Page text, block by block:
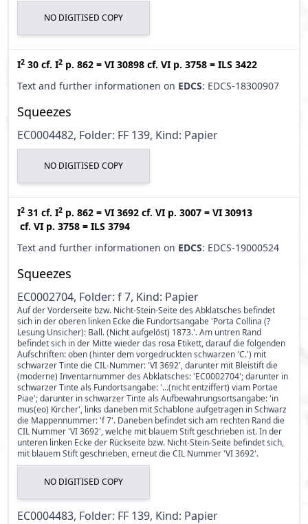
NO DIGITISED COPY
I2 30 cf. I2 p. 862 = VI 30898 cf. VI p. 3758 = ILS 3422
Text and further informationen on EDCS: EDCS-18300907
Squeezes
EC0004482, Folder: FF 139, Kind: Papier
NO DIGITISED COPY
I2 31 cf. I2 p. 862 = VI 3692 cf. VI p. 3007 = VI 30913
cf. VI p. 3758 = ILS 3794
Text and further informationen on EDCS: EDCS-19000524
Squeezes
EC0002704, Folder: f 7, Kind: Papier
Auf der Vorderseite bzw. Nicht-Stein-Seite des Abklatsches befindet
sich in der oberen linken Ecke die Fundortsangabe 'Porta Collina (?
Lesung Unsicher): Ball. (Nicht aufgelöst) 1873.'. Am untren Rand
befindet sich in der Mitte wieder das rosa Etikett, darauf die folgenden
Aufschriften: oben (hinter dem vorgedruckten schwarzen 'C.') mit
schwarzer Tinte die CIL-Nummer: 'VI 3692', darunter mit Bleistift die
(moderne) Inventarnummer des Abklatsches: 'EC0002704'; darunter in
schwarzer Tinte als Fundortsangabe: '...(nicht entziffert) viam Portae
Piae'; darunter in schwarzer Tinte als Aufbewahrungsortsangabe: 'in
mus(eo) Kircher', links daneben mit Schablone aufgetragen in Schwarz
die Mappennummer: 'f 7'. Daneben befindet sich am rechten Rand die
CIL Nummer 'VI 3692', welche mit blauem Stift geschrieben ist. In der
unteren linken Ecke der Rückseite bzw. Nicht-Stein-Seite befindet sich,
mit blauem Stift geschrieben, erneut die CIL Nummer 'VI 3692'.
NO DIGITISED COPY
EC0004483, Folder: FF 139, Kind: Papier